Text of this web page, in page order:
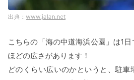
www.jalan.net
こちらの「海の中道海浜公園」は1
ほどの広さがあります！
どのくらい広いのかというと、駐車